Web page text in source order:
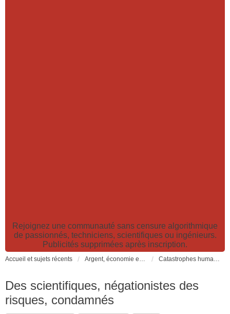
Rejoignez une communauté sans censure algorithmique
de passionnés, techniciens, scientifiques ou ingénieurs.
Publicités supprimées après inscription.
Accueil et sujets récents Argent, économie et finance. Alimentation et agriculture. Développement durable, pollution de l'air et catastrophes. Gestion des déchets. Catastrophes humanitaires, naturelles, climatiques et industrielles
Des scientifiques, négationistes des
risques, condamnés